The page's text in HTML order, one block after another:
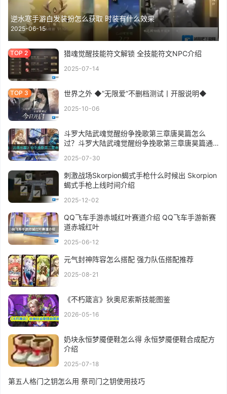
逆水寒手游白发装扮怎么获取 时装有什么效果
2025-06-15
猎魂觉醒技能符文解锁 全技能符文NPC介绍
2025-07-14
世界之外 ◆”无限爱”不删档测试丨开服说明◆
2025-10-06
斗罗大陆武魂觉醒纷争挽歌第三章唐昊篇怎么
过？斗罗大陆武魂觉醒纷争挽歌第三章唐昊篇通
2025-07-30
刺激战场Skorpion蝎式手枪什么时候出 Skorpion
蝎式手枪上线时间介绍
2025-12-02
QQ飞车手游赤城红叶赛道介绍 QQ飞车手游新赛
道赤城红叶
2025-06-12
元气封神阵容怎么搭配 强力队伍搭配推荐
2025-08-21
《不朽箴言》狄奥尼索斯技能图鉴
2026-05-16
奶块永恒梦魇便鞋怎么得 永恒梦魇便鞋合成配方
介绍
2025-07-18
第五人格门之钥怎么用 祭司门之钥使用技巧